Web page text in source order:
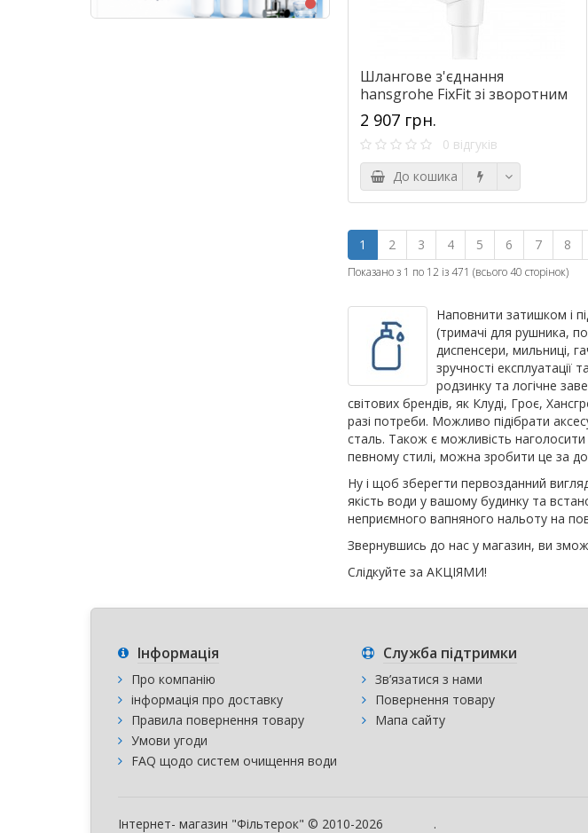
Шлангове з'єднання
hansgrohe FixFit зі зворотним
клапаном, білий матовий
26455700
2 907 грн.
0 відгуків
До кошика
1 2 3 4 5 6 7 8
Показано з 1 по 12 із 471 (всього 40 сторінок)
Наповнити затишком і
(тримачі для рушника,
диспенсери, мильниці,
зручності експлуатації
родзинку та логічне
світових брендів, як Клуді, Гроє,
разі потреби. Можливо підібрати
сталь. Також є можливість
певному стилі, можна зробити це за
Ну і щоб зберегти первозданний
якість води у вашому будинку та
неприємного вапняного нальоту на
Звернувшись до нас у магазин, ви
Слідкуйте за АКЦІЯМИ!
Інформація
Про компанію
інформація про доставку
Правила повернення товару
Умови угоди
FAQ щодо систем очищення води
Служба підтримки
Зв’язатися з нами
Повернення товару
Мапа сайту
.
Інтернет- магазин "Фільтерок" © 2010-2026